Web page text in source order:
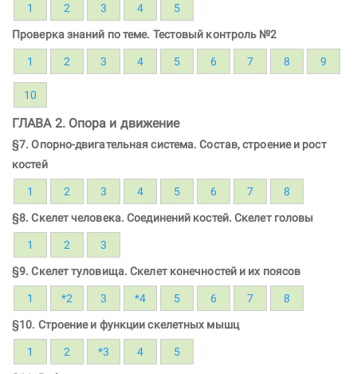
1 2 3 4 5
Проверка знаний по теме. Тестовый контроль №2
1 2 3 4 5 6 7 8 9
10
ГЛАВА 2. Опора и движение
§7. Опорно-двигательная система. Состав, строение и рост
костей
1 2 3 4 5 6 7 8
§8. Скелет человека. Соединений костей. Скелет головы
1 2 3
§9. Скелет туловища. Скелет конечностей и их поясов
1 *2 3 *4 5 6 7 8
§10. Строение и функции скелетных мышц
1 2 *3 4 5